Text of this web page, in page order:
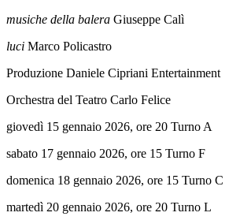
musiche della balera Giuseppe Calì
luci Marco Policastro
Produzione Daniele Cipriani Entertainment
Orchestra del Teatro Carlo Felice
giovedì 15 gennaio 2026, ore 20 Turno A
sabato 17 gennaio 2026, ore 15 Turno F
domenica 18 gennaio 2026, ore 15 Turno C
martedì 20 gennaio 2026, ore 20 Turno L